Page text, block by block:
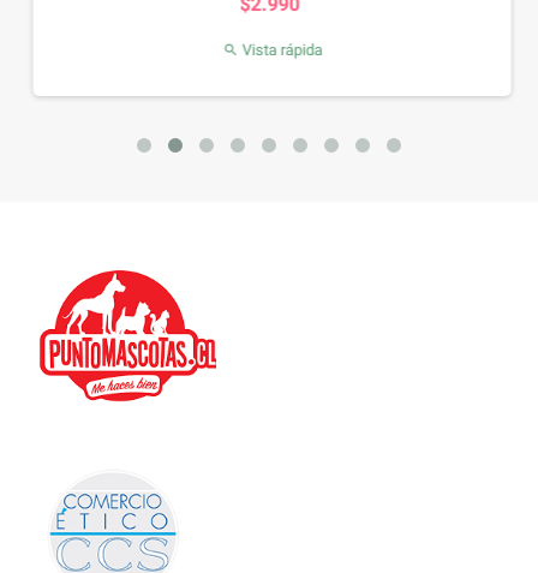
Vista rápida